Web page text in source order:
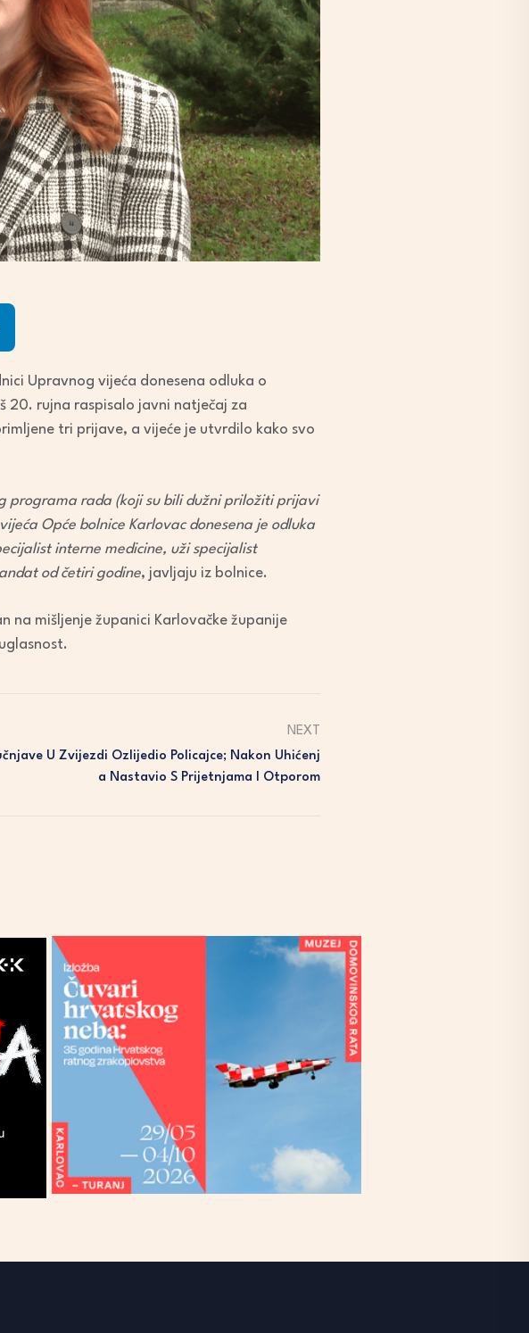
Upravnog vijeća donesena odluka o
20. rujna raspisalo javni natječaj za
tri prijave, a vijeće je utvrdilo kako svo
programa rada (koji su bili dužni priložiti prijavi
Opće bolnice Karlovac donesena je odluka
interne medicine, uži specijalist
od četiri godine, javljaju iz bolnice.
na mišljenje županici Karlovačke županije
NEXT
U Zvijezdi Ozlijedio Policajce; Nakon Uhićenj
A Nastavio S Prijetnjama I Otporom